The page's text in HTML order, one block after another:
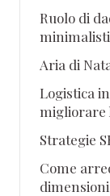
Ruolo di
Aria di
Logistica
migliorare
Strategie
Come